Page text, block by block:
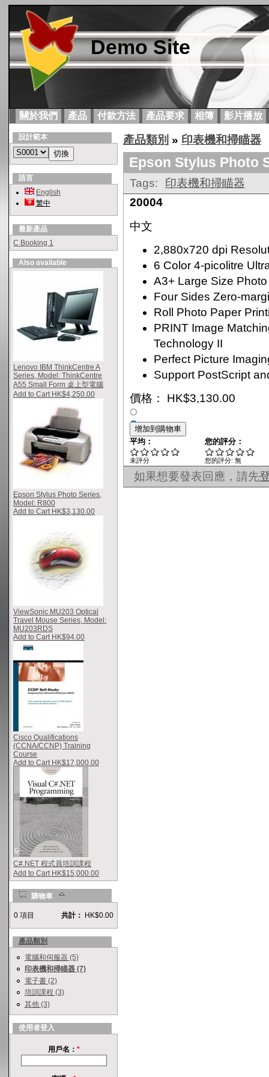
Demo Site
關於我們 產品 付款方法 產品要求 相簿 影片播放
設計範本
語言
English
繁中
最新產品
C Booking 1
Also available
Lenovo IBM ThinkCentre A
Series, Model: ThinkCentre
A55 Small Form 桌上型電腦
Add to Cart HK$4,250.00
Epson Stylus Photo Series,
Model: R800
Add to Cart HK$3,130.00
ViewSonic MU203 Optical
Travel Mouse Series, Model:
MU203RDS
Add to Cart HK$94.00
Cisco Qualifications
(CCNA/CCNP) Training
Course
Add to Cart HK$17,000.00
C#.NET 程式員培訓課程
Add to Cart HK$15,000.00
購物車
0 項目 共計： HK$0.00
產品類別
電腦和伺服器 (5)
印表機和掃瞄器 (7)
電子書 (2)
培訓課程 (3)
其他 (3)
使用者登入
用戶名： *
產品類別 » 印表機和掃瞄器
Epson Stylus Photo
Tags:
印表機和掃瞄器
20004
中文
2,880x720 dpi
6 Color 4-picolitre
A3+ Large Size
Four Sides Zero-
Roll Photo Paper
PRINT Image
Technology II
Perfect Picture
Support PostScript
價格： HK$3,130.00
平均：
未評分
您的評分：
您的評分: 無
如果想要發表回應，請先